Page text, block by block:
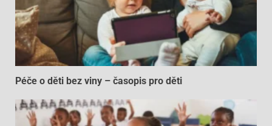
Péče o děti bez viny – časopis pro děti